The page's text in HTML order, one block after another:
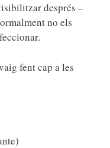
després –
no els
fent cap a les